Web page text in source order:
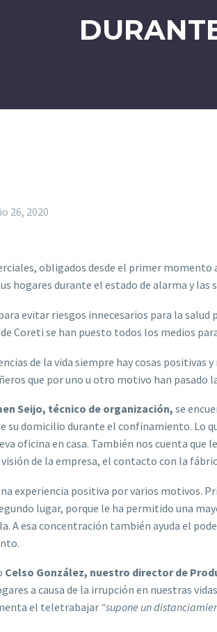
26, 2020
obligados desde el primer
hogares durante el estado de alarma y las
evitar riesgos innecesarios para la
Coreti se han puesto todos los medios
de la vida siempre hay cosas
que por uno u otro motivo han pasado
Seijo, técnico de organización, se
su domicilio durante el confinamiento. Lo
oficina en casa. También nos cuenta que
visión de la empresa, el contacto con la
experiencia positiva por varios motivos.
lugar, porque le ha permitido una
A esa concentración también ayuda el
Celso González, nuestro director de
a causa de la irrupción en nuestras
el teletrabajar “supone un